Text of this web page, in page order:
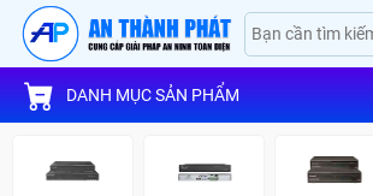
DANH MỤC SẢN PHẨM